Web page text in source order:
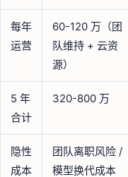
每年
运营
60-120 万（团
队维持 + 云资
源）
5 年
合计
320-800 万
隐性
成本
团队离职风险 /
模型换代成本